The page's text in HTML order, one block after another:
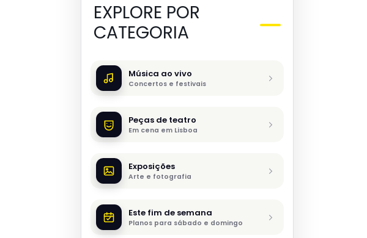
EXPLORE POR
CATEGORIA
Música ao vivo
Concertos e festivais
Peças de teatro
Em cena em Lisboa
Exposições
Arte e fotografia
Este fim de semana
Planos para sábado e domingo